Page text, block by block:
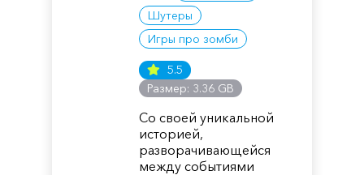
Шутеры
Игры про зомби
5.5
Размер: 3.36 GB
Со своей уникальной
историей,
разворачивающейся
между событиями